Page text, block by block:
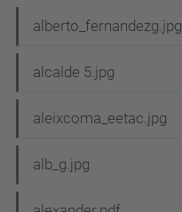
alberto_fernandezg.jpg
alcalde 5.jpg
aleixcoma_eetac.jpg
alb_g.jpg